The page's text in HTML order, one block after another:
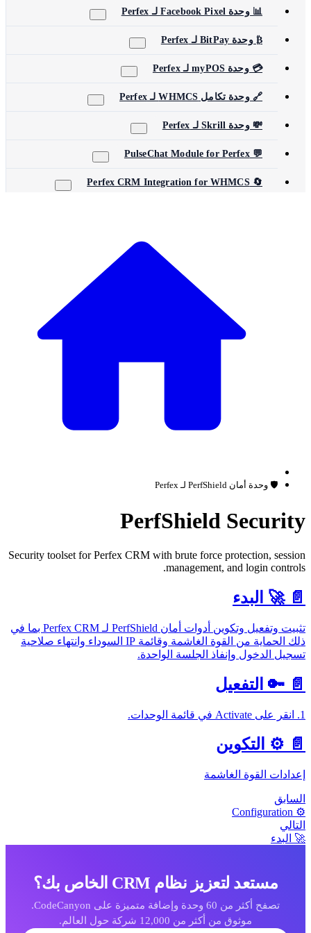
📊 وحدة Facebook Pixel لـ Perfex
₿ وحدة BitPay لـ Perfex
💳 وحدة myPOS لـ Perfex
🔗 وحدة تكامل WHMCS لـ Perfex
💸 وحدة Skrill لـ Perfex
💬 PulseChat Module for Perfex
🔄 Perfex CRM Integration for WHMCS
🛡️ وحدة أمان PerfShield لـ Perfex
PerfShield
Security toolset for Perfex CRM with brute force protection,
management, and login
🚀 البدء
تثبيت وتفعيل وتكوين أدوات أمان PerfShield لـ Perfex CRM بما في
ذلك الحماية من القوة الغاشمة وقائمة IP السوداء وانتهاء صلاحية
الدخول وإنفاذ الجلسة الواحدة.
🔑 التفعيل
⚙️ التكوين
القوة الغاشمة
⚙️
البدء
مستعد لتعزيز نظام CRM الخاص بك؟
تصفح أكثر من 60 وحدة وإضافة متميزة على CodeCanyon.
موثوق من أكثر من 12,000 شركة حول العالم.